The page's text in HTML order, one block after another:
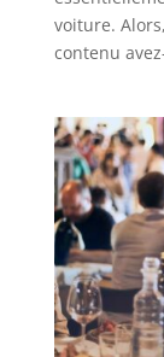
voiture.
contenu